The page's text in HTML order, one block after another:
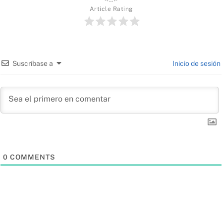
Article Rating
Suscríbase a Inicio de sesión
0 COMMENTS